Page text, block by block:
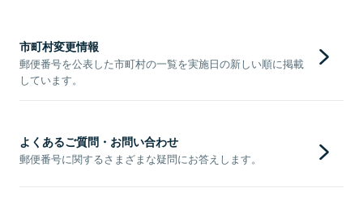
市町村変更情報
郵便番号を公表した市町村の一覧を実施日の新しい順に掲載
しています。
よくあるご質問・お問い合わせ
郵便番号に関するさまざまな疑問にお答えします。